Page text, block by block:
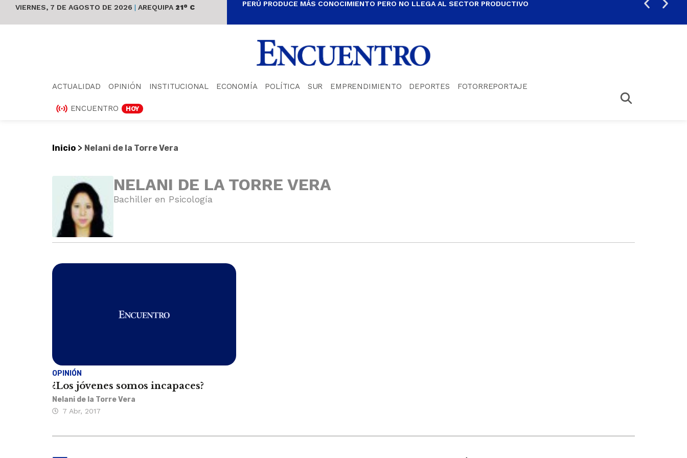
VIERNES, 7 DE AGOSTO DE 2026 | AREQUIPA 21° C PERÚ PRODUCE MÁS CONOCIMIENTO PERO NO LLEGA AL SECTOR PRODUCTIVO
ACTUALIDAD OPINIÓN INSTITUCIONAL ECONOMÍA POLÍTICA SUR EMPRENDIMIENTO DEPORTES FOTORREPORTAJE
ENCUENTRO HOY
Inicio > Nelani de la Torre Vera
NELANI DE LA TORRE VERA
Bachiller en Psicología
OPINIÓN
¿Los jóvenes somos incapaces?
Nelani de la Torre Vera
7 Abr, 2017